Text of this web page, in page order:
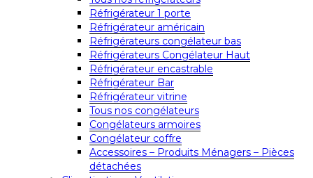
Réfrigérateur 1 porte
Réfrigérateur américain
Réfrigérateurs congélateur bas
Réfrigérateurs Congélateur Haut
Réfrigérateur encastrable
Réfrigérateur Bar
Réfrigérateur vitrine
Tous nos congélateurs
Congélateurs armoires
Congélateur coffre
Accessoires – Produits Ménagers – Pièces
détachées